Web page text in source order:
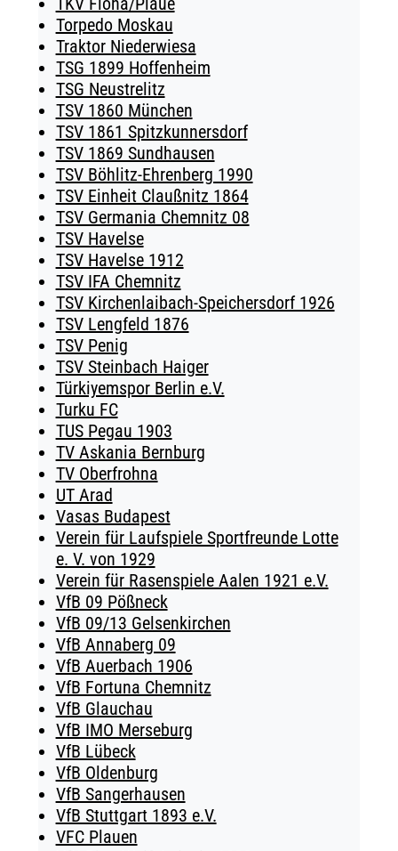
Torpedo Moskau
Traktor Niederwiesa
TSG 1899 Hoffenheim
TSG Neustrelitz
TSV 1860 München
TSV 1861 Spitzkunnersdorf
TSV 1869 Sundhausen
TSV Böhlitz-Ehrenberg 1990
TSV Einheit Claußnitz 1864
TSV Germania Chemnitz 08
TSV Havelse
TSV Havelse 1912
TSV IFA Chemnitz
TSV Kirchenlaibach-Speichersdorf 1926
TSV Lengfeld 1876
TSV Penig
TSV Steinbach Haiger
Türkiyemspor Berlin e.V.
Turku FC
TUS Pegau 1903
TV Askania Bernburg
TV Oberfrohna
UT Arad
Vasas Budapest
Verein für Laufspiele Sportfreunde Lotte
e. V. von 1929
Verein für Rasenspiele Aalen 1921 e.V.
VfB 09 Pößneck
VfB 09/13 Gelsenkirchen
VfB Annaberg 09
VfB Auerbach 1906
VfB Fortuna Chemnitz
VfB Glauchau
VfB IMO Merseburg
VfB Lübeck
VfB Oldenburg
VfB Sangerhausen
VfB Stuttgart 1893 e.V.
VFC Plauen